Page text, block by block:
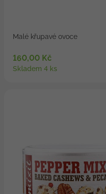
Malé křupavé ovoce
160,00 Kč
Skladem 4 ks